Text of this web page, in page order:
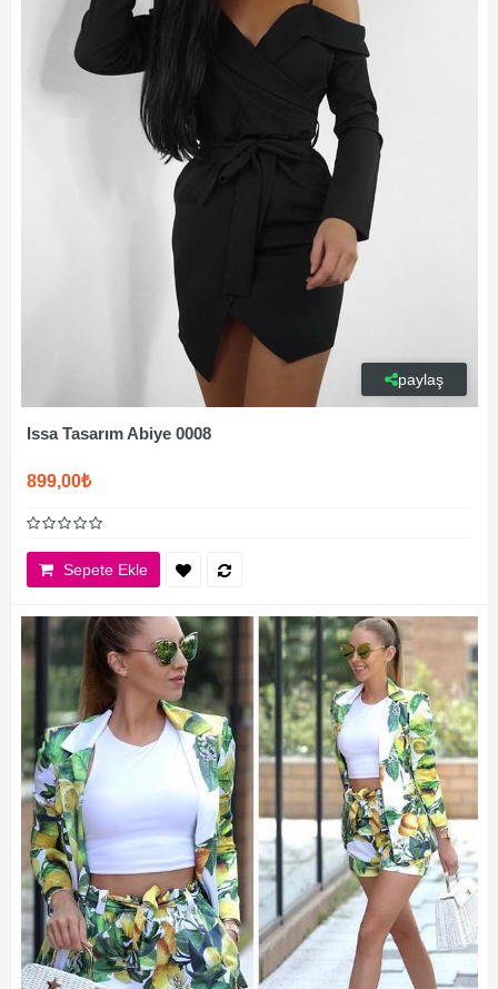
paylaş
Issa Tasarım Abiye 0008
899,00₺
Sepete Ekle